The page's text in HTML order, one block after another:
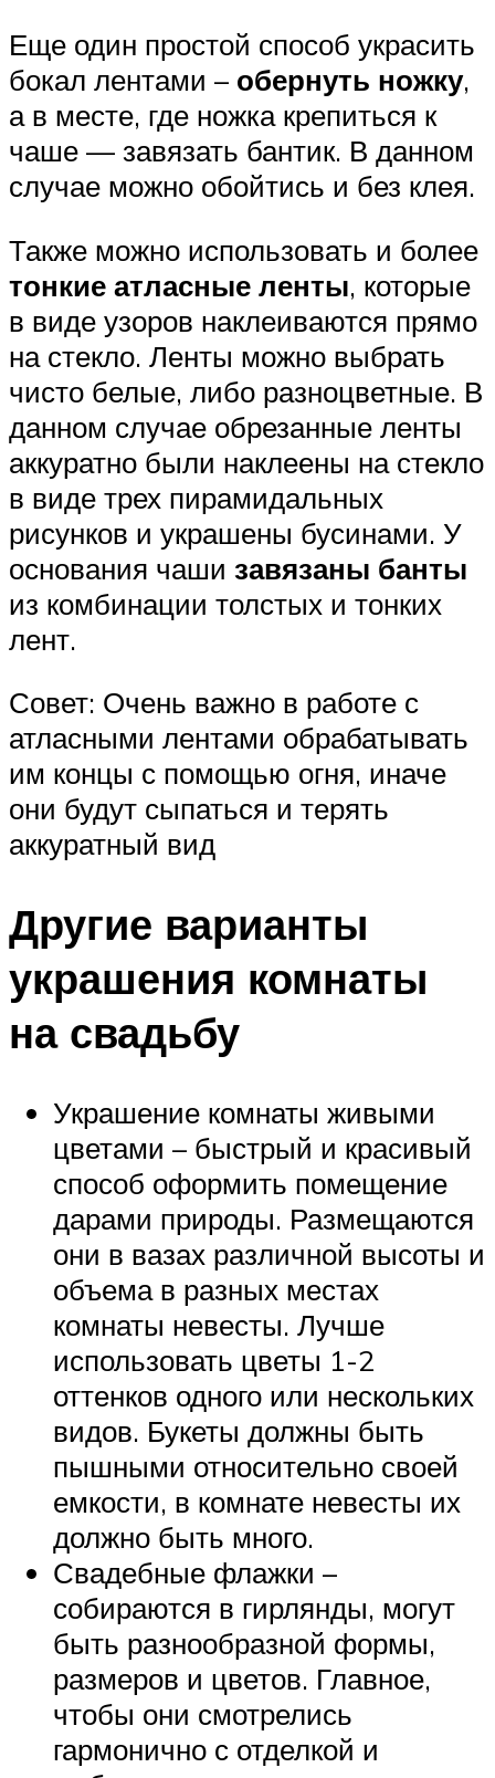
Еще один простой способ украсить
бокал лентами – обернуть ножку,
а в месте, где ножка крепиться к
чаше — завязать бантик. В данном
случае можно обойтись и без клея.
Также можно использовать и более
тонкие атласные ленты, которые
в виде узоров наклеиваются прямо
на стекло. Ленты можно выбрать
чисто белые, либо разноцветные. В
данном случае обрезанные ленты
аккуратно были наклеены на стекло
в виде трех пирамидальных
рисунков и украшены бусинами. У
основания чаши завязаны банты
из комбинации толстых и тонких
лент.
Совет: Очень важно в работе с
атласными лентами обрабатывать
им концы с помощью огня, иначе
они будут сыпаться и терять
аккуратный вид
Другие варианты
украшения комнаты
на свадьбу
Украшение комнаты живыми
цветами – быстрый и красивый
способ оформить помещение
дарами природы. Размещаются
они в вазах различной высоты и
объема в разных местах
комнаты невесты. Лучше
использовать цветы 1-2
оттенков одного или нескольких
видов. Букеты должны быть
пышными относительно своей
емкости, в комнате невесты их
должно быть много.
Свадебные флажки –
собираются в гирлянды, могут
быть разнообразной формы,
размеров и цветов. Главное,
чтобы они смотрелись
гармонично с отделкой и